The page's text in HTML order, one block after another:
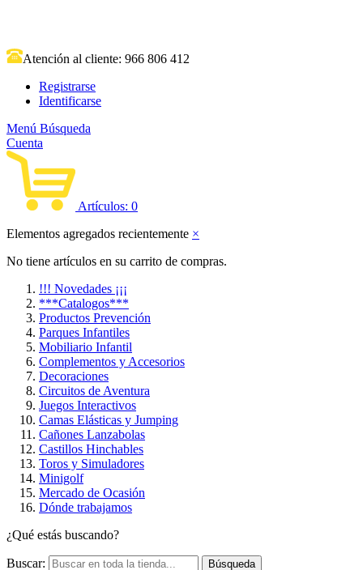
Atención al cliente: 966 806 412
Registrarse
Identificarse
Menú Búsqueda
Cuenta
Artículos: 0
Elementos agregados recientemente ×
No tiene artículos en su carrito de compras.
!!! Novedades ¡¡¡
***Catalogos***
Productos Prevención
Parques Infantiles
Mobiliario Infantil
Complementos y Accesorios
Decoraciones
Circuitos de Aventura
Juegos Interactivos
Camas Elásticas y Jumping
Cañones Lanzabolas
Castillos Hinchables
Toros y Simuladores
Minigolf
Mercado de Ocasión
Dónde trabajamos
¿Qué estás buscando?
Buscar: Búsqueda